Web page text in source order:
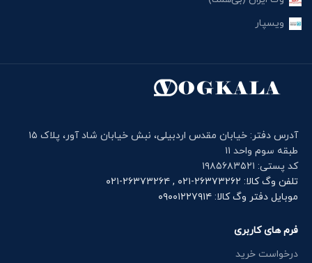
ویسپار
آدرس دفتر: خیابان مقدس اردبیلی، نبش خیابان شاد آور، پلاک ۱۵
طبقه سوم واحد ۱۱
کد پستی: ۱۹۸۵۶۸۳۵۲۱
تلفن وگ کالا: ۲۶۳۷۳۲۶۲-۰۲۱ , ۲۶۳۷۳۲۶۴-۰۲۱
موبایل دفتر وگ کالا: ۰۹۰۰۱۲۲۷۹۱۴
فرم های کاربری
درخواست خرید